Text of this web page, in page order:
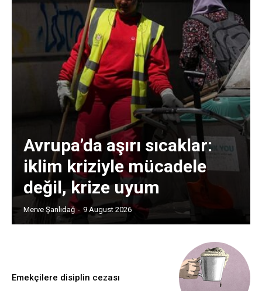
Avrupa’da aşırı sıcaklar:
iklim kriziyle mücadele
değil, krize uyum
Merve Şanlıdağ - 9 August 2026
Emekçilere disiplin cezası